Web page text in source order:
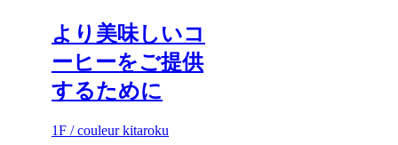
より美味しいコ
ーヒーをご提供
するために
1F / couleur kitaroku